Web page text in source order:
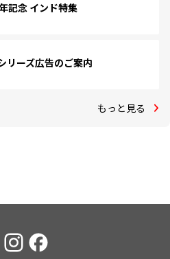
記念 インド特集
リーズ広告のご案内
もっと見る